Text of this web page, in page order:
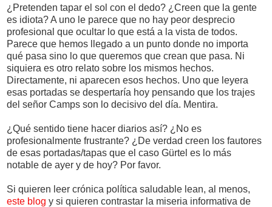
¿Pretenden tapar el sol con el dedo? ¿Creen que la gente
es idiota? A uno le parece que no hay peor desprecio
profesional que ocultar lo que está a la vista de todos.
Parece que hemos llegado a un punto donde no importa
qué pasa sino lo que queremos que crean que pasa. Ni
siquiera es otro relato sobre los mismos hechos.
Directamente, ni aparecen esos hechos. Uno que leyera
esas portadas se despertaría hoy pensando que los trajes
del señor Camps son lo decisivo del día. Mentira.
¿Qué sentido tiene hacer diarios así? ¿No es
profesionalmente frustrante? ¿De verdad creen los fautores
de esas portadas/tapas que el caso Gürtel es lo más
notable de ayer y de hoy? Por favor.
Si quieren leer crónica política saludable lean, al menos,
este blog y si quieren contrastar la miseria informativa de